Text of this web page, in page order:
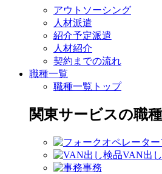
アウトソーシング
人材派遣
紹介予定派遣
人材紹介
契約までの流れ
職種一覧
職種一覧トップ
関東サービスの職
VAN出
事務